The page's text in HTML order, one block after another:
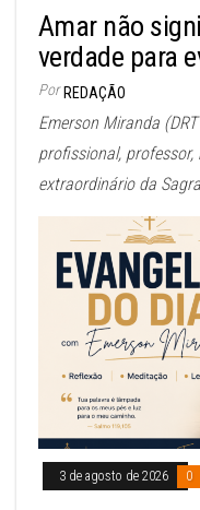
Amar não
verdade para
Por REDAÇÃO
Emerson Miranda
profissional,
extraordinário da
3 de agosto de 2026 0